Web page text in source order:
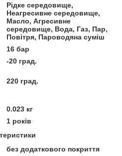
Рідке середовище,
Неагресивне середовище,
Масло, Агресивне
середовище, Вода, Газ, Пар,
Повітря, Пароводяна суміш
16 бар
-20 град.
220 град.
0.023 кг
1 років
без додаткового покриття